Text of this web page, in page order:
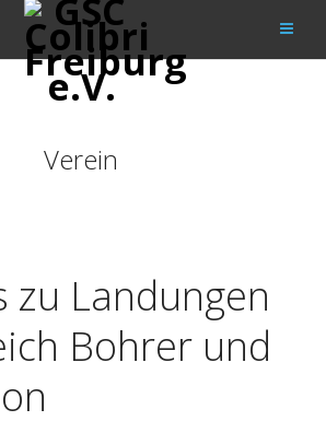
Verein
zu Landungen
Bohrer und